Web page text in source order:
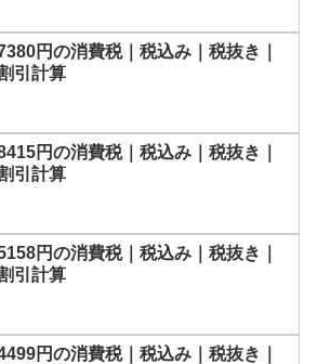
円の消費税｜税込み｜税抜き｜
引計算
円の消費税｜税込み｜税抜き｜
引計算
円の消費税｜税込み｜税抜き｜
引計算
円の消費税｜税込み｜税抜き｜